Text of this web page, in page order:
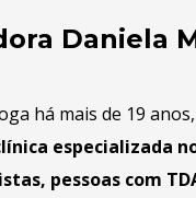
Daniela
há mais de 19
especializada
pessoas com